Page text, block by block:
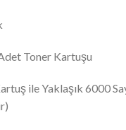
Toner Kartuşu
ile Yaklaşık 6000